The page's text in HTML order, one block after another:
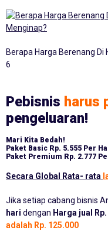
Berapa Harga Berenang Di
6
Pebisnis harus
pengeluaran!
Mari Kita Bedah!
Paket Basic Rp. 5.555 Per
Paket Premium Rp. 2.777
Secara Global Rata- rata
Jika setiap cabang bisnis
hari dengan Harga jual
adalah Rp. 125.000